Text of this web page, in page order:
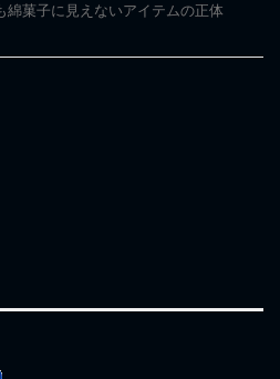
綿菓子に見えないアイテムの正体